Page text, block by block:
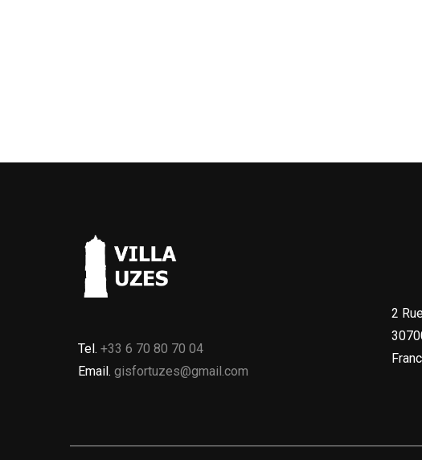
Tel. +33 6 70 80 70 04
Email. gisfortuzes@gmail.com
2